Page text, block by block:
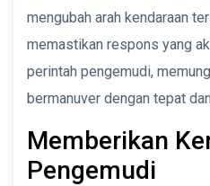
mengubah arah kendaraan
memastikan respons yang
perintah pengemudi,
bermanuver dengan tepat
Memberikan
Pengemudi